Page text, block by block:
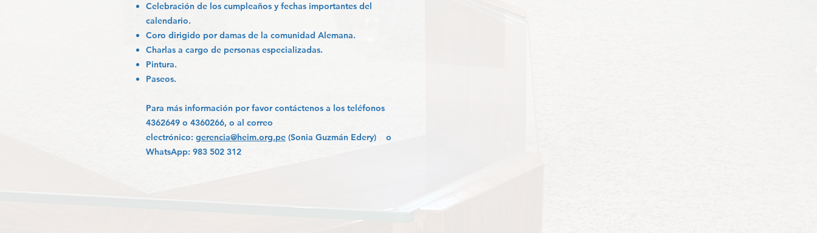
Celebración de los cumpleaños y fechas importantes del
calendario.
Coro dirigido por damas de la comunidad Alemana.
Charlas a cargo de personas especializadas.
Pintura.
Paseos.
Para más información por favor contáctenos a los teléfonos
4362649 o 4360266, o al correo
electrónico: gerencia@heim.org.pe (Sonia Guzmán Edery) o
WhatsApp: 983 502 312